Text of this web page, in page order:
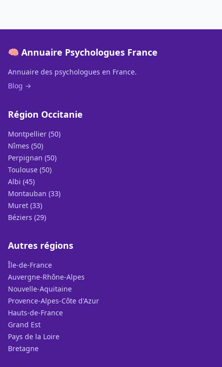
🧠 Annuaire Psychologues France
Annuaire des psychologues en France.
Blog →
Région Occitanie
Montpellier (50)
Nîmes (50)
Perpignan (50)
Toulouse (50)
Albi (45)
Montauban (33)
Muret (33)
Béziers (29)
Autres régions
Île-de-France
Auvergne-Rhône-Alpes
Nouvelle-Aquitaine
Provence-Alpes-Côte d'Azur
Hauts-de-France
Grand Est
Pays de la Loire
Bretagne